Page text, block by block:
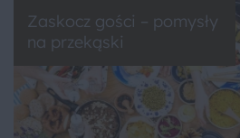
Zaskocz gości – pomysły
na przekąski